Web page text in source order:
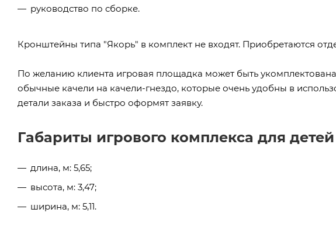
руководство по сборке.
Кронштейны типа "Якорь" в комплект не входят. Приобретаются
По желанию клиента игровая площадка может быть
обычные качели на качели-гнездо, которые очень удобны в
детали заказа и быстро оформят заявку.
Габариты игрового комплекса для
длина, м: 5,65;
высота, м: 3,47;
ширина, м: 5,11.